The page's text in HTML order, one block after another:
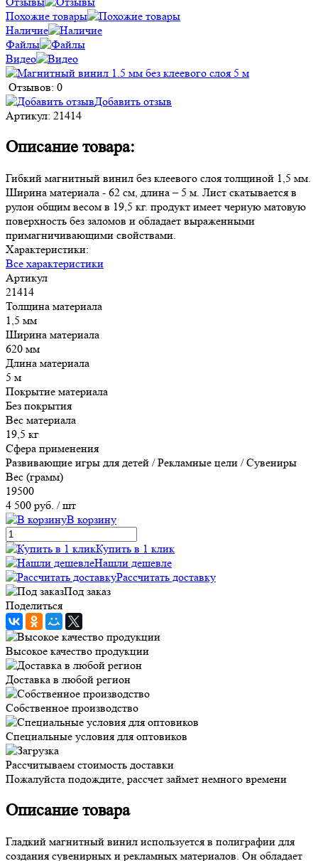
Похожие товары
Наличие
Файлы
Видео
Отзывов: 0
Добавить отзыв
Артикул: 21414
Описание товара:
Гибкий магнитный винил без клеевого слоя толщиной 1,5 мм.
Ширина материала - 62 см, длина – 5 м. Лист скатывается в
рулон общим весом в 19,5 кг. продукт имеет черную матовую
поверхность без заломов и обладает выраженными
примагничивающими свойствами.
Характеристики:
Все характеристики
Артикул
21414
Толщина материала
1,5 мм
Ширина материала
620 мм
Длина материала
5 м
Покрытие материала
Без покрытия
Вес материала
19,5 кг
Сфера применения
Развивающие игры для детей / Рекламные цели / Сувениры
Вес (грамм)
19500
4 500 руб. / шт
В корзину
Купить в 1 клик
Нашли дешевле
Рассчитать доставку
Под заказ
Поделиться
Высокое качество продукции
Доставка в любой регион
Собственное производство
Специальные условия для оптовиков
Рассчитываем стоимость доставки
Пожалуйста подождите, рассчет займет немного времени
Описание товара
Гладкий магнитный винил используется в полиграфии для
создания сувенирных и рекламных материалов. Он обладает